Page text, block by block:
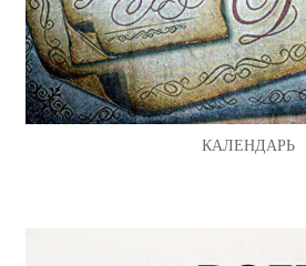
КАЛЕНДАРЬ